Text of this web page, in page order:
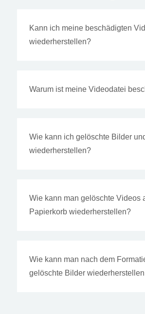
Kann ich meine beschädigten
wiederherstellen?
Warum ist meine Videodatei
Wie kann ich gelöschte Bilder
wiederherstellen?
Wie kann man gelöschte Videos
Papierkorb wiederherstellen?
Wie kann man nach dem
gelöschte Bilder wiederherstellen